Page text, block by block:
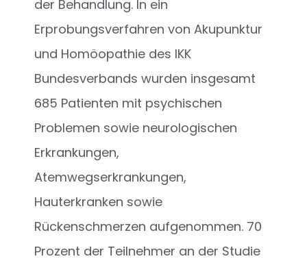
der Behandlung. In ein
Erprobungsverfahren von Akupunktur
und Homöopathie des IKK
Bundesverbands wurden insgesamt
685 Patienten mit psychischen
Problemen sowie neurologischen
Erkrankungen,
Atemwegserkrankungen,
Hauterkranken sowie
Rückenschmerzen aufgenommen. 70
Prozent der Teilnehmer an der Studie